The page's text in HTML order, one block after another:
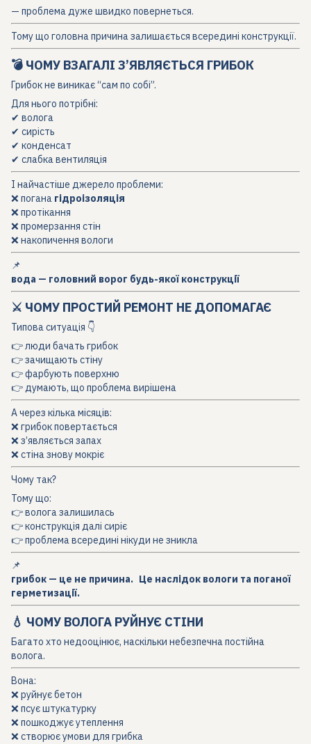
— проблема дуже швидко повернеться.
Тому що головна причина залишається всередині конструкції.
💣 ЧОМУ ВЗАГАЛІ З’ЯВЛЯЄТЬСЯ ГРИБОК
Грибок не виникає “сам по собі”.
Для нього потрібні:
✔ волога
✔ сирість
✔ конденсат
✔ слабка вентиляція
І найчастіше джерело проблеми:
❌ погана гідроізоляція
❌ протікання
❌ промерзання стін
❌ накопичення вологи
📌
вода — головний ворог будь-якої конструкції
⚔️ ЧОМУ ПРОСТИЙ РЕМОНТ НЕ ДОПОМАГАЄ
Типова ситуація 👇
👉 люди бачать грибок
👉 зачищають стіну
👉 фарбують поверхню
👉 думають, що проблема вирішена
А через кілька місяців:
❌ грибок повертається
❌ з’являється запах
❌ стіна знову мокріє
Чому так?
Тому що:
👉 волога залишилась
👉 конструкція далі сиріє
👉 проблема всередині нікуди не зникла
📌
грибок — це не причина. Це наслідок вологи та поганої
герметизації.
💧 ЧОМУ ВОЛОГА РУЙНУЄ СТІНИ
Багато хто недооцінює, наскільки небезпечна постійна
волога.
Вона:
❌ руйнує бетон
❌ псує штукатурку
❌ пошкоджує утеплення
❌ створює умови для грибка